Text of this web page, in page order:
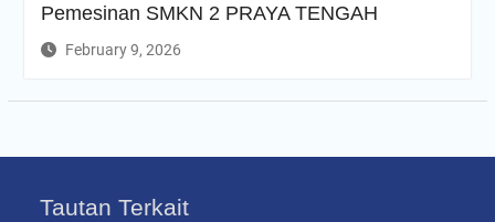
Pemesinan SMKN 2 PRAYA TENGAH
February 9, 2026
Tautan Terkait